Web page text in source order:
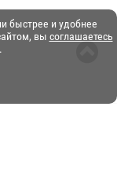
быстрее и удобнее
вы соглашаетесь